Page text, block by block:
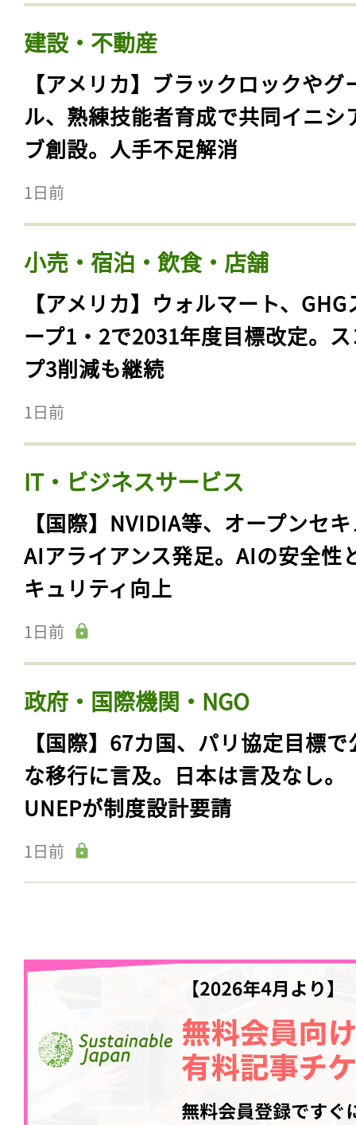
建設・不動産
【アメリカ】ブラックロックやグ
ル、熟練技能者育成で共同イニシ
ブ創設。人手不足解消
1日前
小売・宿泊・飲食・店舗
【アメリカ】ウォルマート、GHG
ープ1・2で2031年度目標改定。
プ3削減も継続
1日前
IT・ビジネスサービス
【国際】NVIDIA等、オープンセ
AIアライアンス発足。AIの安全性
キュリティ向上
1日前
政府・国際機関・NGO
【国際】67カ国、パリ協定目標で
な移行に言及。日本は言及なし。
UNEPが制度設計要請
1日前